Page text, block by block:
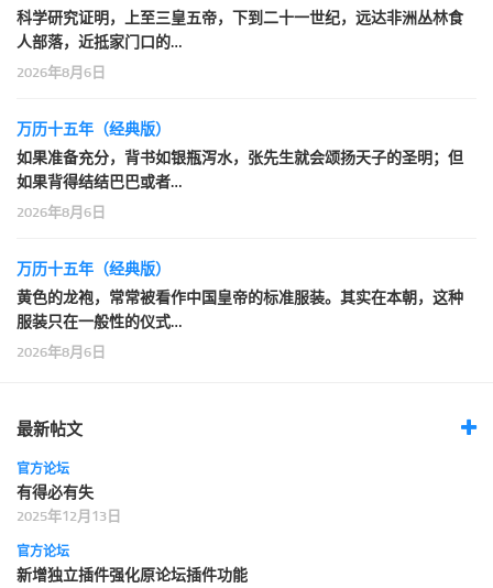
科学研究证明，上至三皇五帝，下到二十一世纪，远达非洲丛林食
人部落，近抵家门口的…
2026年8月6日
万历十五年（经典版）
如果准备充分，背书如银瓶泻水，张先生就会颂扬天子的圣明；但
如果背得结结巴巴或者…
2026年8月6日
万历十五年（经典版）
黄色的龙袍，常常被看作中国皇帝的标准服装。其实在本朝，这种
服装只在一般性的仪式…
2026年8月6日
最新帖文
官方论坛
有得必有失
2025年12月13日
官方论坛
新增独立插件强化原论坛插件功能